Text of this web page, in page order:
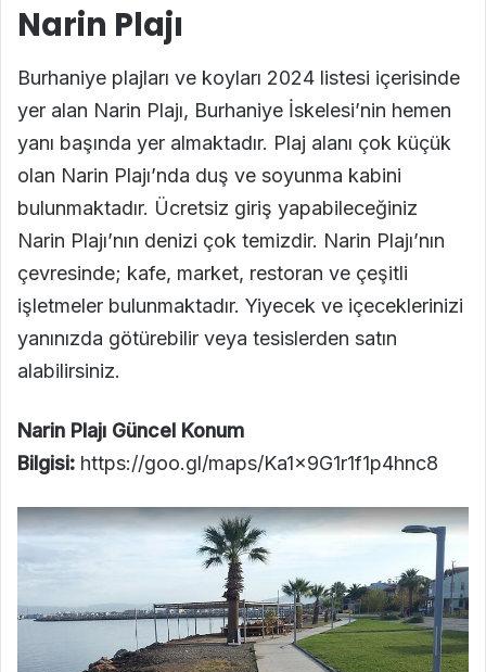
Narin Plajı
Burhaniye plajları ve koyları 2024 listesi içerisinde
yer alan Narin Plajı, Burhaniye İskelesi’nin hemen
yanı başında yer almaktadır. Plaj alanı çok küçük
olan Narin Plajı’nda duş ve soyunma kabini
bulunmaktadır. Ücretsiz giriş yapabileceğiniz
Narin Plajı’nın denizi çok temizdir. Narin Plajı’nın
çevresinde; kafe, market, restoran ve çeşitli
işletmeler bulunmaktadır. Yiyecek ve içeceklerinizi
yanınızda götürebilir veya tesislerden satın
alabilirsiniz.
Narin Plajı Güncel Konum
Bilgisi: https://goo.gl/maps/Ka1x9G1r1f1p4hnc8